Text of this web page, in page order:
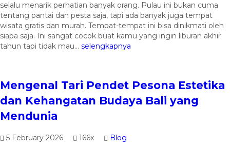
selalu menarik perhatian banyak orang. Pulau ini bukan cuma
tentang pantai dan pesta saja, tapi ada banyak juga tempat
wisata gratis dan murah. Tempat-tempat ini bisa dinikmati oleh
siapa saja. Ini sangat cocok buat kamu yang ingin liburan akhir
tahun tapi tidak mau... selengkapnya
Mengenal Tari Pendet Pesona Estetika
dan Kehangatan Budaya Bali yang
Mendunia
5 February 2026 166x
Blog